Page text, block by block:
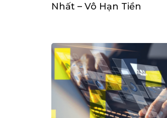
Nhất – Vô Hạn Tiền